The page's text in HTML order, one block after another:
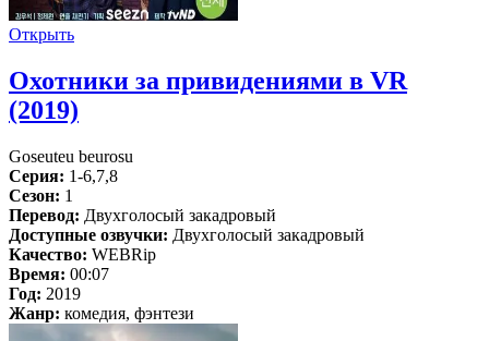
Открыть
Охотники за привидениями в VR
(2019)
Goseuteu beurosu
Серия: 1-6,7,8
Сезон: 1
Перевод: Двухголосый закадровый
Доступные озвучки: Двухголосый закадровый
Качество: WEBRip
Время: 00:07
Год: 2019
Жанр: комедия, фэнтези